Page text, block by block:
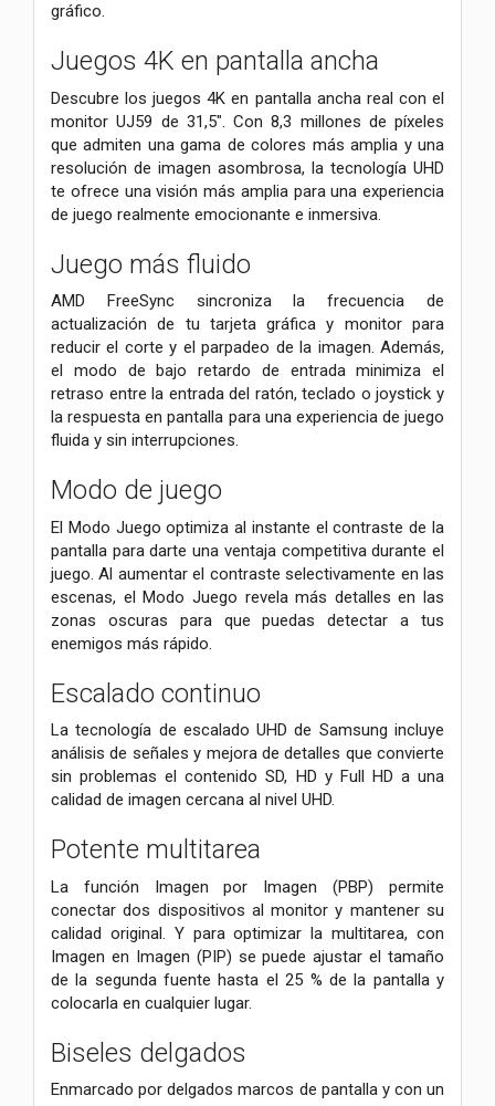
gráfico.
Juegos 4K en pantalla ancha
Descubre los juegos 4K en pantalla ancha real con el
monitor UJ59 de 31,5". Con 8,3 millones de píxeles
que admiten una gama de colores más amplia y una
resolución de imagen asombrosa, la tecnología UHD
te ofrece una visión más amplia para una experiencia
de juego realmente emocionante e inmersiva.
Juego más fluido
AMD FreeSync sincroniza la frecuencia de
actualización de tu tarjeta gráfica y monitor para
reducir el corte y el parpadeo de la imagen. Además,
el modo de bajo retardo de entrada minimiza el
retraso entre la entrada del ratón, teclado o joystick y
la respuesta en pantalla para una experiencia de juego
fluida y sin interrupciones.
Modo de juego
El Modo Juego optimiza al instante el contraste de la
pantalla para darte una ventaja competitiva durante el
juego. Al aumentar el contraste selectivamente en las
escenas, el Modo Juego revela más detalles en las
zonas oscuras para que puedas detectar a tus
enemigos más rápido.
Escalado continuo
La tecnología de escalado UHD de Samsung incluye
análisis de señales y mejora de detalles que convierte
sin problemas el contenido SD, HD y Full HD a una
calidad de imagen cercana al nivel UHD.
Potente multitarea
La función Imagen por Imagen (PBP) permite
conectar dos dispositivos al monitor y mantener su
calidad original. Y para optimizar la multitarea, con
Imagen en Imagen (PIP) se puede ajustar el tamaño
de la segunda fuente hasta el 25 % de la pantalla y
colocarla en cualquier lugar.
Biseles delgados
Enmarcado por delgados marcos de pantalla y con un